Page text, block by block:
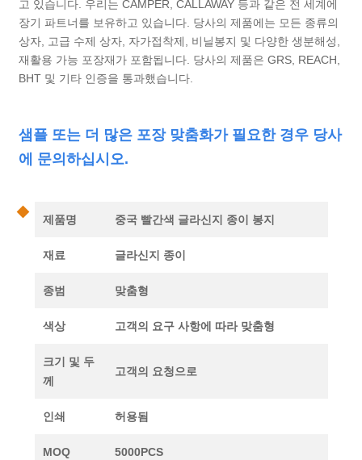
고 있습니다. 우리는 CAMPER, CALLAWAY 등과 같은 전 세계에
장기 파트너를 보유하고 있습니다. 당사의 제품에는 모든 종류의
상자, 고급 수제 상자, 자가접착제, 비닐봉지 및 다양한 생분해성,
재활용 가능 포장재가 포함됩니다. 당사의 제품은 GRS, REACH,
BHT 및 기타 인증을 통과했습니다.
샘플 또는 더 많은 포장 맞춤화가 필요한 경우 당사
에 문의하십시오.
제품명 중국 빨간색 글라신지 종이 봉지
재료 글라신지 종이
종범 맞춤형
색상 고객의 요구 사항에 따라 맞춤형
크기 및 두
께
고객의 요청으로
인쇄 허용됨
MOQ 5000PCS